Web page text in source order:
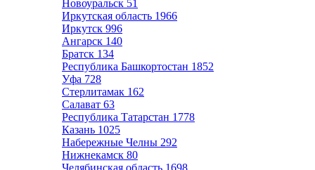
Новоуральск 51
Иркутская область 1966
Иркутск 996
Ангарск 140
Братск 134
Республика Башкортостан 1852
Уфа 728
Стерлитамак 162
Салават 63
Республика Татарстан 1778
Казань 1025
Набережные Челны 292
Нижнекамск 80
Челябинская область 1698